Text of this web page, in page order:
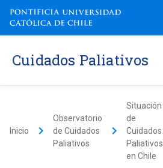
Cuidados Paliativos
Inicio keyboard_arrow_right
Observatorio
de Cuidados
Paliativos
keyboard_arrow_right
Situación
de
Cuidados
Paliativos
en Chile